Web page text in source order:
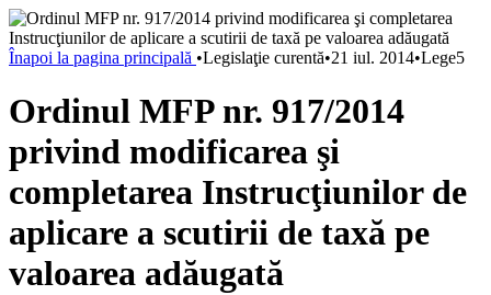
Înapoi la pagina principală •Legislaţie curentă•21 iul. 2014•Lege5
Ordinul MFP nr. 917/2014
privind modificarea şi
completarea Instrucţiunilor de
aplicare a scutirii de taxă pe
valoarea adăugată